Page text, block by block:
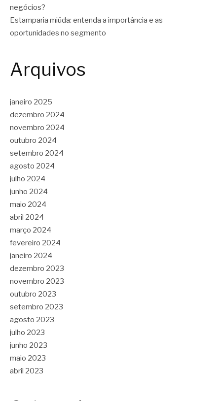
negócios?
Estamparia miúda: entenda a importância e as
oportunidades no segmento
Arquivos
janeiro 2025
dezembro 2024
novembro 2024
outubro 2024
setembro 2024
agosto 2024
julho 2024
junho 2024
maio 2024
abril 2024
março 2024
fevereiro 2024
janeiro 2024
dezembro 2023
novembro 2023
outubro 2023
setembro 2023
agosto 2023
julho 2023
junho 2023
maio 2023
abril 2023